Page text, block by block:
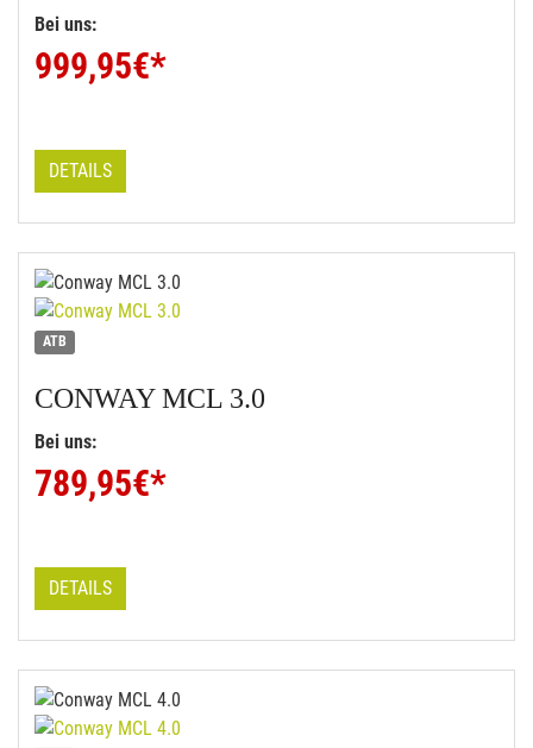
Bei uns:
999,95€*
DETAILS
ATB
CONWAYMCL 3.0
Bei uns:
789,95€*
DETAILS